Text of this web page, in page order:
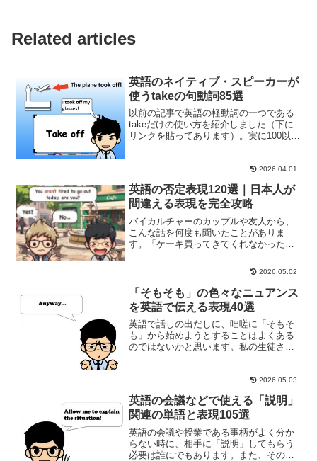
Related articles
英語のネイティブ・スピーカーが
使うtakeの句動詞85選
以前の記事で英語の軽動詞の一つである
takeだけの使い方を紹介しました（下に
リンクを貼ってあります）。実に100以上
うtakeの「句動詞」（phrasal verb）も...
2026.04.01
英語の否定表現120選｜日本人が
間違える表現を完全攻略
バイカルチャーのカップルや友人から、
こんな話を何度も聞いたことがありま
す。「ケーキ買ってきてくれなかった
パートナーが "Yes." と答えた。買ってき
た？買ってこなかった？その一言で会話
が止まります。誕生...
2026.05.02
「そもそも」の色々なニュアンス
を英語で伝える表現40選
英語で話しの出だしに、咄嗟に「そもそ
も」から始めようとすることはよくある
のではないかと思います。私の生徒さん
によれば、日本語で「そもそも」は結構
便利な表現で、大きく二通...
2026.05.03
英語の会議などで使える「説明」
関連の単語と表現105選
英語の会議や授業である事柄がよく分か
らない時に、相手に「説明」してもらう
必要は誰にでもあります。また、その反